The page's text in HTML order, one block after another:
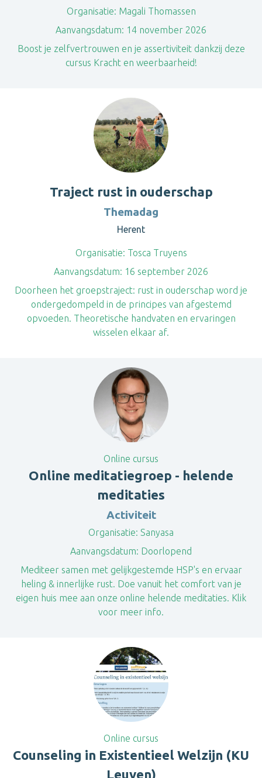
Organisatie: Magali Thomassen
Aanvangsdatum: 14 november 2026
Boost je zelfvertrouwen en je assertiviteit dankzij deze
cursus Kracht en weerbaarheid!
Traject rust in ouderschap
Themadag
Herent
Organisatie: Tosca Truyens
Aanvangsdatum: 16 september 2026
Doorheen het groepstraject: rust in ouderschap word je
ondergedompeld in de principes van afgestemd
opvoeden. Theoretische handvaten en ervaringen
wisselen elkaar af.
Online cursus
Online meditatiegroep - helende
meditaties
Activiteit
Organisatie: Sanyasa
Aanvangsdatum: Doorlopend
Mediteer samen met gelijkgestemde HSP's en ervaar
heling & innerlijke rust. Doe vanuit het comfort van je
eigen huis mee aan onze online helende meditaties. Klik
voor meer info.
Online cursus
Counseling in Existentieel Welzijn (KU
Leuven)